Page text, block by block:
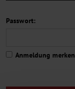
Passwort:
Anmeldung merken